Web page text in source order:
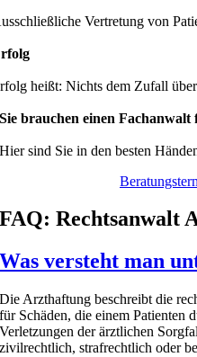
Vertretung von
heißt: Nichts dem Zufall
Sie brauchen einen
Hier sind Sie in den besten
FAQ: Rechtsanwalt
Was versteht man
Die Arzthaftung beschreibt die
für Schäden, die einem Patienten
Verletzungen der ärztlichen
zivilrechtlich, strafrechtlich oder